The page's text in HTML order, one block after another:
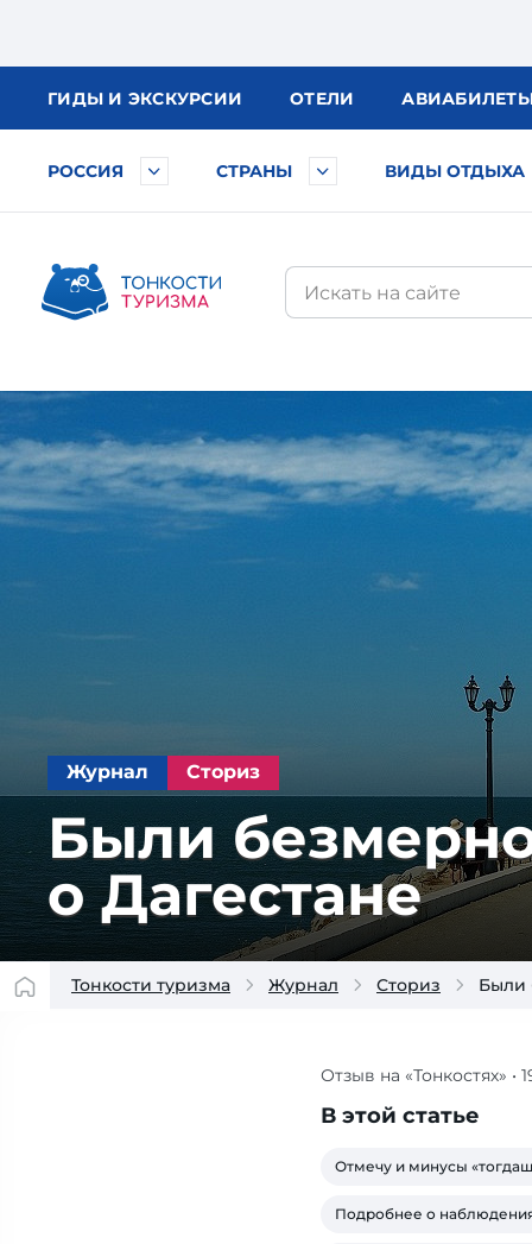
ГИДЫ И ЭКСКУРСИИ ОТЕЛИ АВИА
РОССИЯ СТРАНЫ ВИДЫ ОТДЫХА
Журнал Сториз
Были
о Дагестане
Тонкости туризма Журнал Сториз Были
Мы
приехали
надеждой
Отзыв на «Тонкостях» •
В этой статье
Отмечу и минусы
Подробнее о